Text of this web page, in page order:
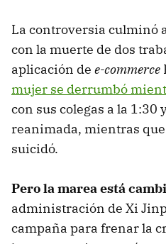
La controversia culminó
con la muerte de dos
aplicación de e-commerce
mujer se derrumbó
con sus colegas a la 1:30
reanimada, mientras
suicidó.
Pero la marea está
administración de Xi
campaña para frenar la